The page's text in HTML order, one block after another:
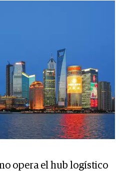
opera el hub logístico